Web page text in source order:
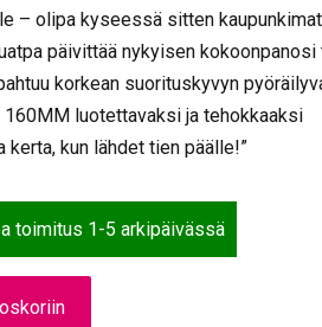
– olipa kyseessä sitten
päivittää nykyisen kokoonpanosi
korkean suorituskyvyn
160MM luotettavaksi ja tehokkaaksi
kun lähdet tien päälle!”
toimitus 1-5 arkipäivässä